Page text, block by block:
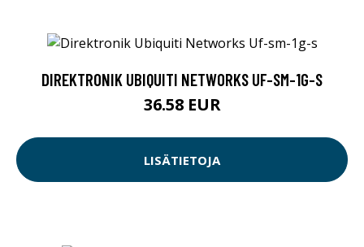
DIREKTRONIK UBIQUITI NETWORKS UF-SM-1G-S
36.58 EUR
LISÄTIETOJA